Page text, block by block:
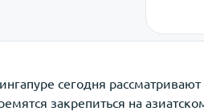
сегодня
закрепиться на